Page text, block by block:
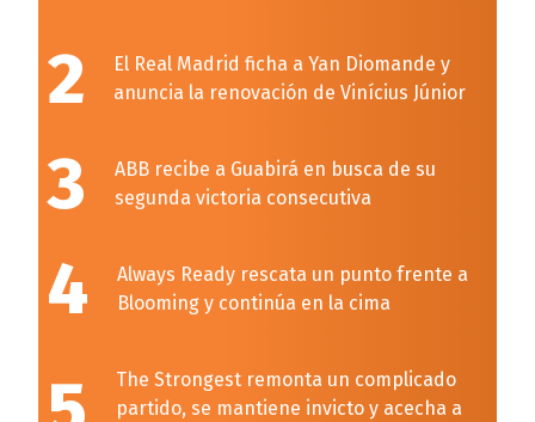
2
El Real Madrid ficha a Yan Diomande y
anuncia la renovación de Vinícius Júnior
3
ABB recibe a Guabirá en busca de su
segunda victoria consecutiva
4
Always Ready rescata un punto frente a
Blooming y continúa en la cima
The Strongest remonta un complicado
partido, se mantiene invicto y acecha a